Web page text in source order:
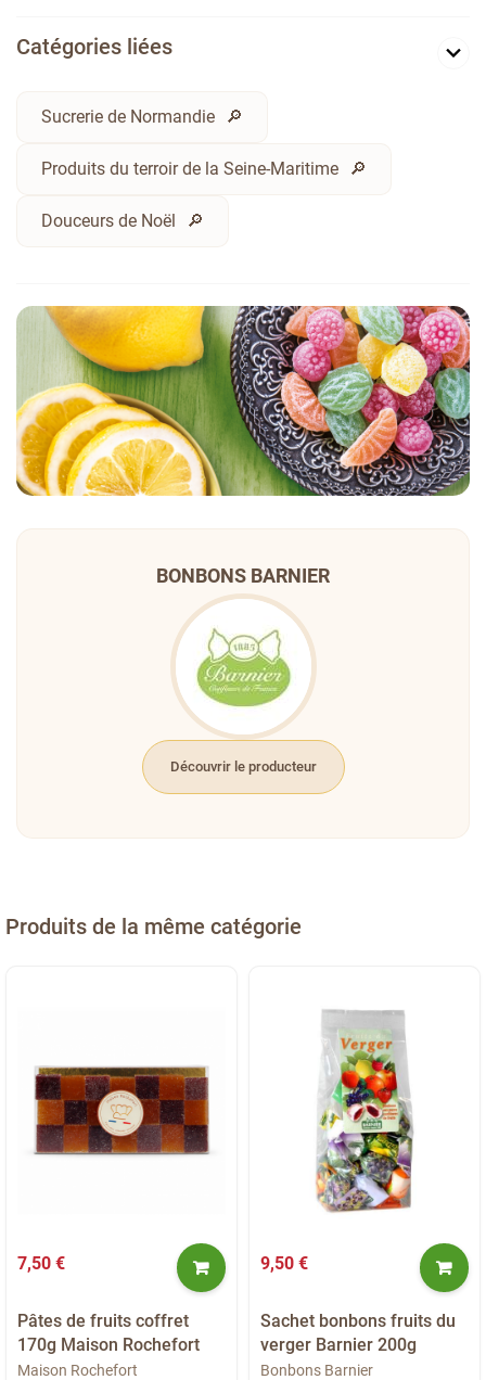
Catégories liées
Sucrerie de Normandie
Produits du terroir de la Seine-Maritime
Douceurs de Noël
BONBONS BARNIER
Découvrir le producteur
Produits de la même catégorie
7,50 €
Pâtes de fruits coffret
170g Maison Rochefort
Maison Rochefort
9,50 €
Sachet bonbons fruits du
verger Barnier 200g
Bonbons Barnier